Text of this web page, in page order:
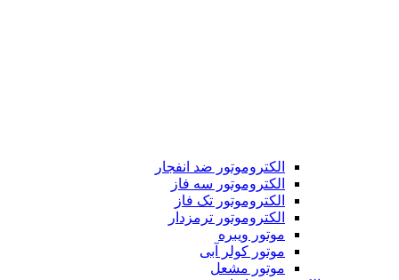
الکتروموتور ضد انفجار
الکتروموتور سه فاز
الکتروموتور تک فاز
الکتروموتور ترمزدار
موتور ویبره
موتور کولر آبی
موتور مشعل